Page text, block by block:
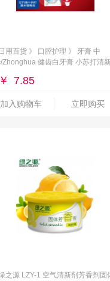
日用百货 》 口腔护理 》 牙膏 中
Zhonghua 健齿白牙膏 小苏打清
￥ 7.85
加入购物车 立即购买
之源 LZY-1 空气清新剂芳香剂固